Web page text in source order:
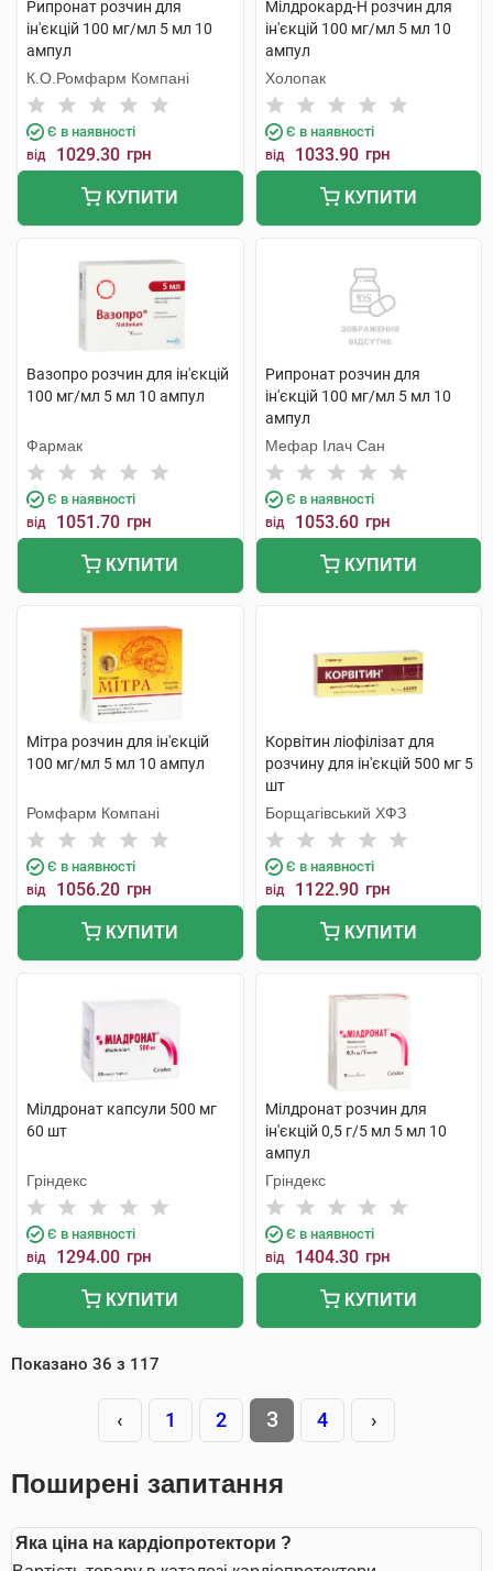
Рипронат розчин для
ін'єкцій 100 мг/мл 5 мл 10
ампул
К.О.Ромфарм Компані
Є в наявності
від 1029.30 грн
КУПИТИ
Мілдрокард-Н розчин для
ін'єкцій 100 мг/мл 5 мл 10
ампул
Холопак
Є в наявності
від 1033.90 грн
КУПИТИ
Вазопро розчин для ін'єкцій
100 мг/мл 5 мл 10 ампул
Фармак
Є в наявності
від 1051.70 грн
КУПИТИ
Рипронат розчин для
ін'єкцій 100 мг/мл 5 мл 10
ампул
Мефар Ілач Сан
Є в наявності
від 1053.60 грн
КУПИТИ
Мітра розчин для ін'єкцій
100 мг/мл 5 мл 10 ампул
Ромфарм Компані
Є в наявності
від 1056.20 грн
КУПИТИ
Корвітин ліофілізат для
розчину для ін'єкцій 500 мг 5
шт
Борщагівський ХФЗ
Є в наявності
від 1122.90 грн
КУПИТИ
Мілдронат капсули 500 мг
60 шт
Гріндекс
Є в наявності
від 1294.00 грн
КУПИТИ
Мілдронат розчин для
ін'єкцій 0,5 г/5 мл 5 мл 10
ампул
Гріндекс
Є в наявності
від 1404.30 грн
КУПИТИ
Показано 36 з 117
‹ 1 2 3 4 ›
Поширені запитання
Яка ціна на кардіопротектори ?